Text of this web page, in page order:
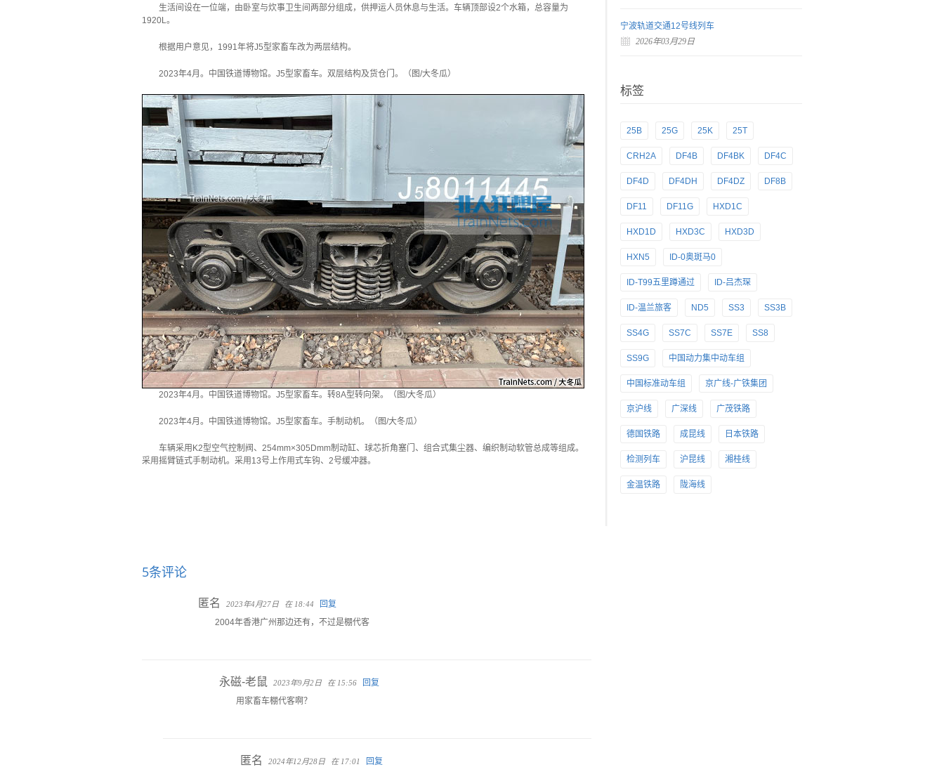
生活间设在一位端，由卧室与炊事卫生间两部分组成，供押运人员休息与生活。车辆顶部设2个水箱，总容量为
1920L。
根据用户意见，1991年将J5型家畜车改为两层结构。
2023年4月。中国铁道博物馆。J5型家畜车。双层结构及货仓门。（图/大冬瓜）
2023年4月。中国铁道博物馆。J5型家畜车。转8A型转向架。（图/大冬瓜）
2023年4月。中国铁道博物馆。J5型家畜车。手制动机。（图/大冬瓜）
车辆采用K2型空气控制阀、254mm×305Dmm制动缸、球芯折角塞门、组合式集尘器、编织制动软管总成等组成。
采用摇臂链式手制动机。采用13号上作用式车钩、2号缓冲器。
5条评论
匿名 2023年4月27日 在 18:44
回复
2004年香港广州那边还有，不过是棚代客
永磁-老鼠 2023年9月2日 在 15:56
回复
用家畜车棚代客啊？
匿名 2024年12月28日 在 17:01
回复
宁波轨道交通12号线列车
2026年03月29日
标签
25B 25G 25K 25T
CRH2A DF4B DF4BK DF4C
DF4D DF4DH DF4DZ DF8B
DF11 DF11G HXD1C
HXD1D HXD3C HXD3D
HXN5 ID-0奥斑马0
ID-T99五里蹲通过 ID-吕杰琛
ID-温兰旅客 ND5 SS3 SS3B
SS4G SS7C SS7E SS8
SS9G 中国动力集中动车组
中国标准动车组 京广线-广铁集团
京沪线 广深线 广茂铁路
德国铁路 成昆线 日本铁路
检测列车 沪昆线 湘桂线
金温铁路 陇海线